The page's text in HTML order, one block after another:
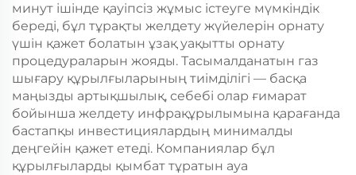
минут ішінде қауіпсіз жұмыс істеуге мүмкіндік
береді, бұл тұрақты желдету жүйелерін орнату
үшін қажет болатын ұзақ уақытты орнату
процедураларын жояды. Тасымалданатын газ
шығару құрылғыларының тиімділігі — басқа
маңызды артықшылық, себебі олар ғимарат
бойынша желдету инфрақұрылымына қарағанда
бастапқы инвестициялардың минималды
деңгейін қажет етеді. Компаниялар бұл
құрылғыларды қымбат тұратын ауа